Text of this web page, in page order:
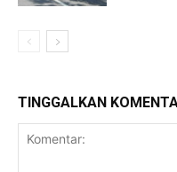
TINGGALKAN